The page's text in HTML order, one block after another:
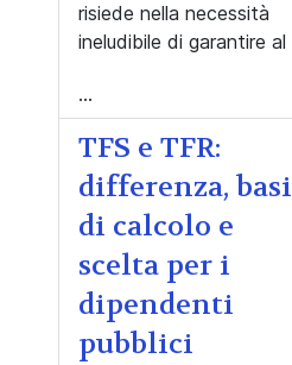
risiede nella necessità
ineludibile di garantire al
...
TFS e TFR:
differenza, basi
di calcolo e
scelta per i
dipendenti
pubblici